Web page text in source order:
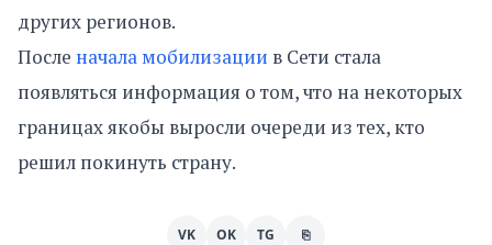
других регионов.
После начала мобилизации в Сети стала
появляться информация о том, что на некоторых
границах якобы выросли очереди из тех, кто
решил покинуть страну.
VK OK TG ⎘